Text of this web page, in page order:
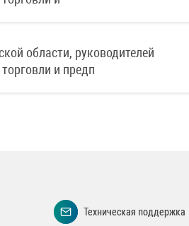
области, руководителей
и предп
Техническая поддержка